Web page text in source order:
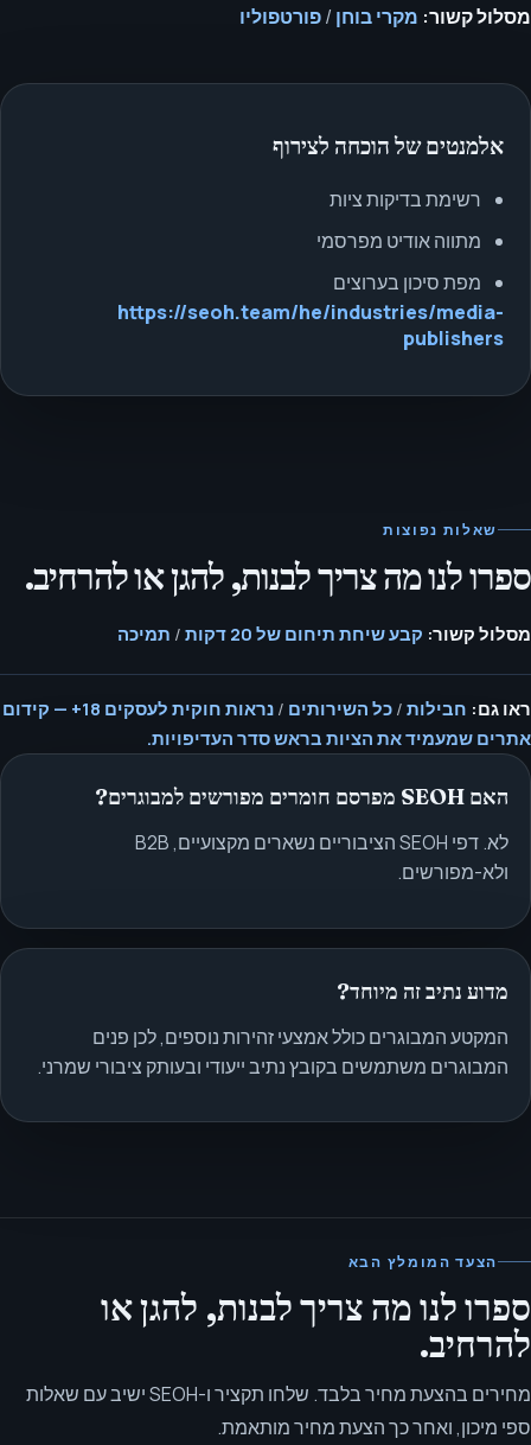
מסלול קשור: מקרי בוחן /פורטפוליו
אלמנטים של הוכחה לצירוף
רשימת בדיקות ציות
מתווה אודיט מפרסמי
מפת סיכון בערוצים
https://seoh.team/he/industries/media-
publishers
שאלות נפוצות
ספרו לנו מה צריך לבנות, להגן או להרחיב.
מסלול קשור: קבע שיחת תיחום של 20 דקות / תמיכה
ראו גם: חבילות / כל השירותים /
נראות חוקית לעסקים 18+ — קידום
אתרים שמעמיד את הציות בראש סדר העדיפויות.
האם SEOH מפרסם חומרים מפורשים למבוגרים?
לא. דפי SEOH הציבוריים נשארים מקצועיים, B2B
ולא-מפורשים.
מדוע נתיב זה מיוחד?
המקטע המבוגרים כולל אמצעי זהירות נוספים, לכן פנים
המבוגרים משתמשים בקובץ נתיב ייעודי ובעותק ציבורי שמרני.
הצעד המומלץ הבא
ספרו לנו מה צריך לבנות, להגן או
להרחיב.
מחירים בהצעת מחיר בלבד. שלחו תקציר ו-SEOH ישיב עם שאלות
ספי מיכון, ואחר כך הצעת מחיר מותאמת.